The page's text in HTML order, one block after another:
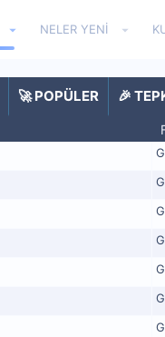
NELER YENI
🚀 POPÜLER 🎉